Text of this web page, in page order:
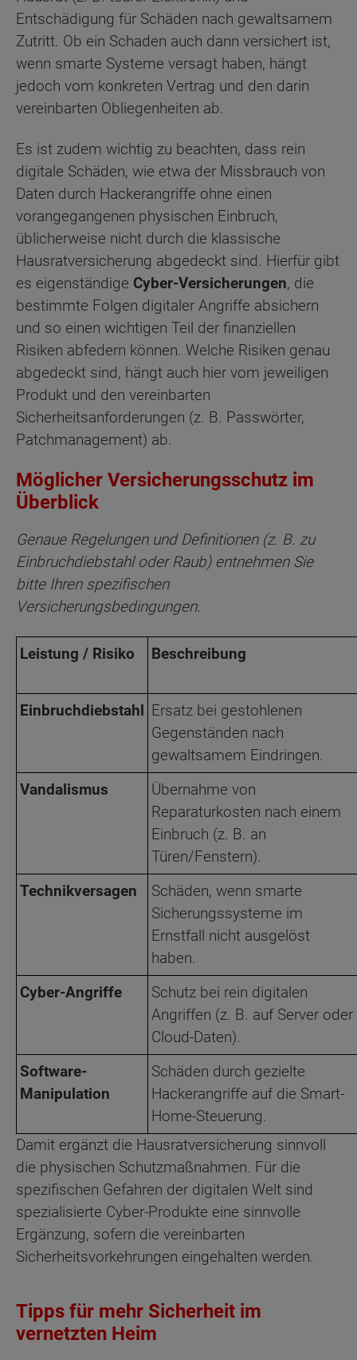
Entschädigung für Schäden nach gewaltsamem
Zutritt. Ob ein Schaden auch dann versichert ist,
wenn smarte Systeme versagt haben, hängt
jedoch vom konkreten Vertrag und den darin
vereinbarten Obliegenheiten ab.
Es ist zudem wichtig zu beachten, dass rein
digitale Schäden, wie etwa der Missbrauch von
Daten durch Hackerangriffe ohne einen
vorangegangenen physischen Einbruch,
üblicherweise nicht durch die klassische
Hausratversicherung abgedeckt sind. Hierfür gibt
es eigenständige Cyber-Versicherungen, die
bestimmte Folgen digitaler Angriffe absichern
und so einen wichtigen Teil der finanziellen
Risiken abfedern können. Welche Risiken genau
abgedeckt sind, hängt auch hier vom jeweiligen
Produkt und den vereinbarten
Sicherheitsanforderungen (z. B. Passwörter,
Patchmanagement) ab.
Möglicher Versicherungsschutz im
Überblick
Genaue Regelungen und Definitionen (z. B. zu
Einbruchdiebstahl oder Raub) entnehmen Sie
bitte Ihren spezifischen
Versicherungsbedingungen.
Leistung / Risiko Beschreibung
Einbruchdiebstahl Ersatz bei gestohlenen
Gegenständen nach
gewaltsamem Eindringen.
Vandalismus
Übernahme von
Reparaturkosten nach einem
Einbruch (z. B. an
Türen/Fenstern).
Technikversagen
Schäden, wenn smarte
Sicherungssysteme im
Ernstfall nicht ausgelöst
haben.
Cyber-Angriffe
Schutz bei rein digitalen
Angriffen (z. B. auf Server oder
Cloud-Daten).
Software-
Manipulation
Schäden durch gezielte
Hackerangriffe auf die Smart-
Home-Steuerung.
Damit ergänzt die Hausratversicherung sinnvoll
die physischen Schutzmaßnahmen. Für die
spezifischen Gefahren der digitalen Welt sind
spezialisierte Cyber-Produkte eine sinnvolle
Ergänzung, sofern die vereinbarten
Sicherheitsvorkehrungen eingehalten werden.
Tipps für mehr Sicherheit im
vernetzten Heim